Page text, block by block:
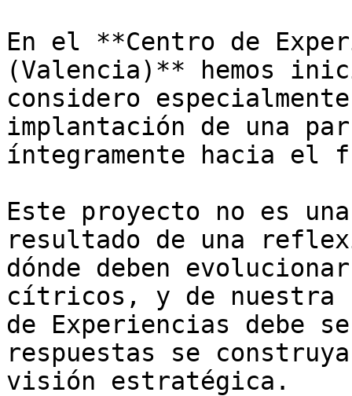
En el **Centro de
(Valencia)** hemos
considero
implantación de una
íntegramente hacia el
Este proyecto no es
resultado de una
dónde deben
cítricos, y de nuestra
de Experiencias debe
respuestas se
visión estratégica.